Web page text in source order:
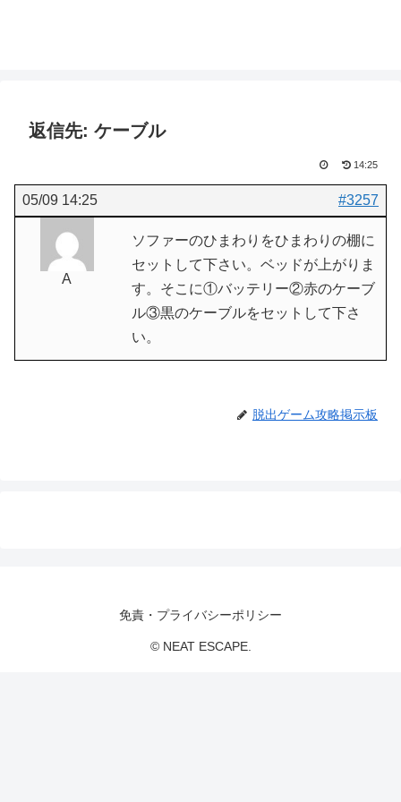
返信先: ケーブル
14:25
05/09 14:25 #3257
A
ソファーのひまわりをひまわりの棚に
セットして下さい。ベッドが上がりま
す。そこに①バッテリー②赤のケーブ
ル③黒のケーブルをセットして下さ
い。
脱出ゲーム攻略掲示板
免責・プライバシーポリシー
© NEAT ESCAPE.